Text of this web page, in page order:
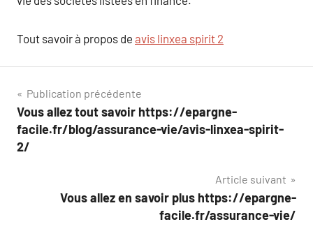
Tout savoir à propos de avis linxea spirit 2
Navigation
de
l’article
Publication précédente
Vous allez tout savoir https://epargne-
facile.fr/blog/assurance-vie/avis-linxea-spirit-
2/
Article suivant
Vous allez en savoir plus https://epargne-
facile.fr/assurance-vie/